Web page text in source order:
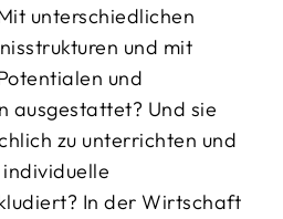
unterschiedlichen
und mit
und
ausgestattet? Und sie
zu unterrichten und
In der Wirtschaft